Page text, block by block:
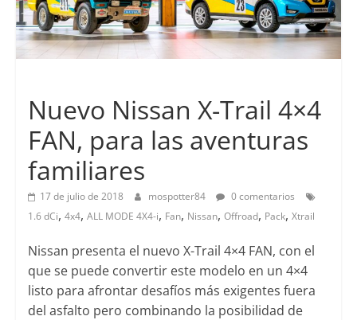
Nuevo Nissan X-Trail 4×4
FAN, para las aventuras
familiares
17 de julio de 2018 mospotter84
0 comentarios
1.6 dCi, 4x4, ALL MODE 4X4-i, Fan, Nissan, Offroad, Pack, Xtrail
Nissan presenta el nuevo X-Trail 4×4 FAN, con el
que se puede convertir este modelo en un 4×4
listo para afrontar desafíos más exigentes fuera
del asfalto pero combinando la posibilidad de